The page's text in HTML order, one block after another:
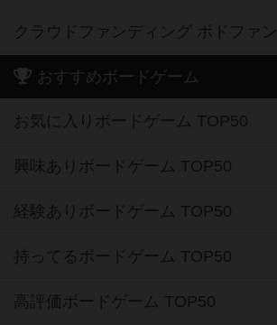
クラウドファンディング ボドファン
おすすめボードゲーム
お気に入りボードゲーム TOP50
興味ありボードゲーム TOP50
経験ありボードゲーム TOP50
持ってるボードゲーム TOP50
高評価ボードゲーム TOP50